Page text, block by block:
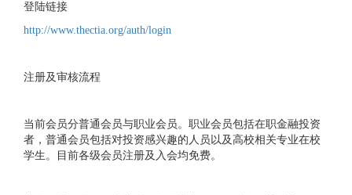
登陆链接
http://www.thectia.org/auth/login
注册及审核流程
当前会员分普通会员与职业会员。职业会员包括在职金融投资
者，普通会员包括对投资感兴趣的人员以及高校相关专业在校
学生。目前各级会员注册及入会均免费。